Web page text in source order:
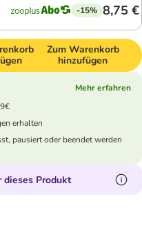
-15% 8,75 €
Zum Warenkorb
hinzufügen
Mehr erfahren
erhalten
pausiert oder beendet werden
dieses Produkt